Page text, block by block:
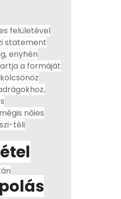
felületével
statement
enyhén
a formáját
nőies
téli